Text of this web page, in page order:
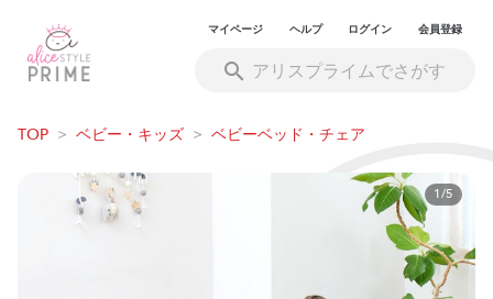
マイページ ヘルプ ログイン 会員登録
TOP > ベビー・キッズ > ベビーベッド・チェア
1/5